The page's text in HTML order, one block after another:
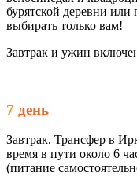
бурятской деревни
выбирать только вам!
Завтрак и ужин
7 день
Завтрак. Трансфер в
время в пути около 6
(питание